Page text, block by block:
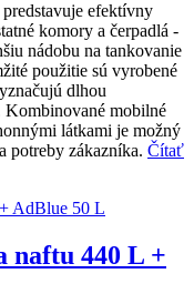
efektívny
komory a čerpadlá -
nádobu na tankovanie
použitie sú vyrobené
dlhou
mobilné
látkami je možný
potreby zákazníka. Čítať
naftu 440 L +